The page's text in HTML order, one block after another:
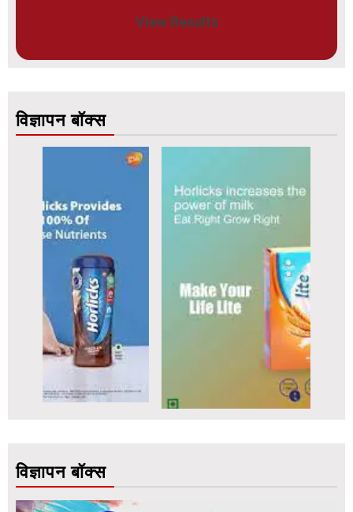
View Results
विज्ञापन बॉक्स
विज्ञापन बॉक्स